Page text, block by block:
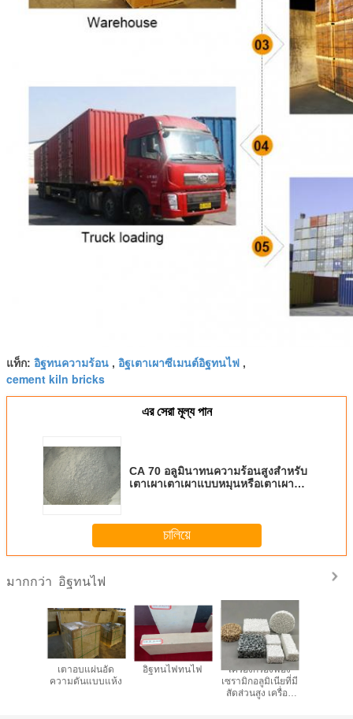
แท็ก: อิฐทนความร้อน , อิฐเตาเผาซีเมนต์อิฐทนไฟ ,
cement kiln bricks
এর সেরা মূল্য পান
CA 70 อลูมินาทนความร้อนสูงสำหรับ
เตาเผาเตาเผาแบบหมุนหรือเตาเผา
চালিয়ে
มากกว่า อิฐทนไฟ
เตาอบแผ่นอัด
ความดันแบบแห้ง
อิฐทนไฟทนไฟ
เครื่องกรองฟอง
เซรามิกอลูมิเนียที่มี
สัดส่วนสูง เครื่อง